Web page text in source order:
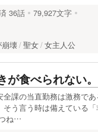
36話
79,927文字
崩壊 聖女 女主人公
食べられない。
課の当直勤務は激務で
う言う時は備えている
ね…